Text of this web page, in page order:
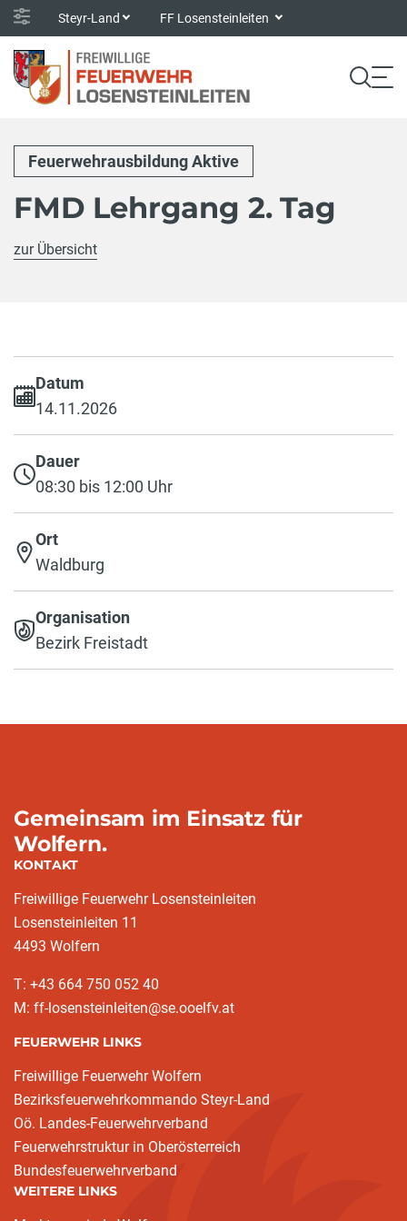
Steyr-Land FF Losensteinleiten
Feuerwehrausbildung Aktive
FMD Lehrgang 2. Tag
zur Übersicht
Datum
14.11.2026
Dauer
08:30 bis 12:00 Uhr
Ort
Waldburg
Organisation
Bezirk Freistadt
Gemeinsam im Einsatz für
Wolfern.
KONTAKT
Freiwillige Feuerwehr Losensteinleiten
Losensteinleiten 11
4493 Wolfern
T: +43 664 750 052 40
M: ff-losensteinleiten@se.ooelfv.at
FEUERWEHR LINKS
Freiwillige Feuerwehr Wolfern
Bezirksfeuerwehrkommando Steyr-Land
Oö. Landes-Feuerwehrverband
Feuerwehrstruktur in Oberösterreich
Bundesfeuerwehrverband
WEITERE LINKS